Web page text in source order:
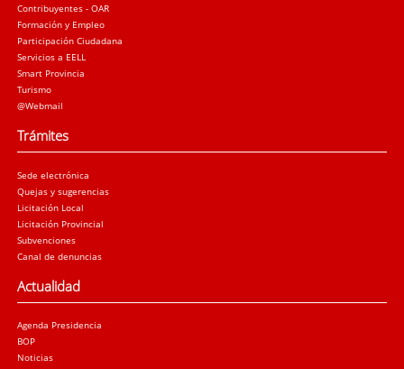
Contribuyentes - OAR
Formación y Empleo
Participación Ciudadana
Servicios a EELL
Smart Provincia
Turismo
@Webmail
Trámites
Sede electrónica
Quejas y sugerencias
Licitación Local
Licitación Provincial
Subvenciones
Canal de denuncias
Actualidad
Agenda Presidencia
BOP
Noticias